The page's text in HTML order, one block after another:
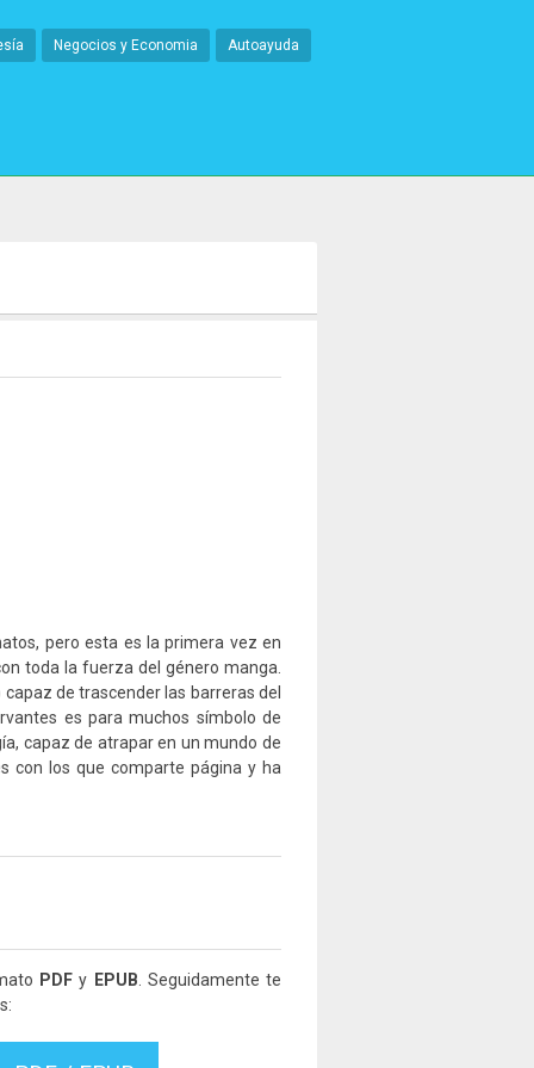
Negocios y Economia Autoayuda
pero esta es la primera vez en
toda la fuerza del género manga.
de trascender las barreras del
es para muchos símbolo de
capaz de atrapar en un mundo de
con los que comparte página y ha
PDF y EPUB . Seguidamente te